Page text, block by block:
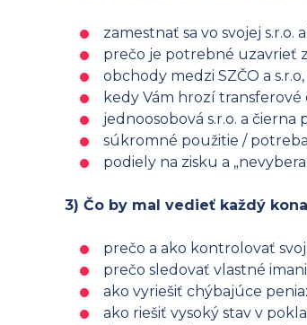
zamestnať sa vo svojej
prečo je potrebné uzavrieť
obchody medzi SZČO a
kedy Vám hrozí transferové
jednoosobová s.r.o. a čierna
súkromné použitie /
podiely na zisku a
3) Čo by mal vedieť každý
prečo a ako kontrolovať
prečo sledovať vlastné
ako vyriešiť chýbajúce
ako riešiť vysoký stav v